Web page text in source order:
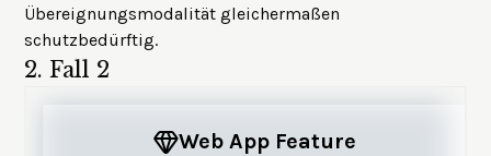
Übereignungsmodalität gleichermaßen
schutzbedürftig.
2. Fall 2
Web App Feature